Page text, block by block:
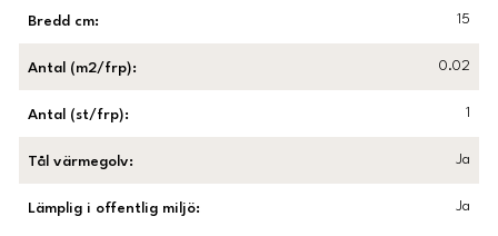
Bredd cm: 15
Antal (m2/frp): 0.02
Antal (st/frp): 1
Tål värmegolv: Ja
Lämplig i offentlig miljö: Ja